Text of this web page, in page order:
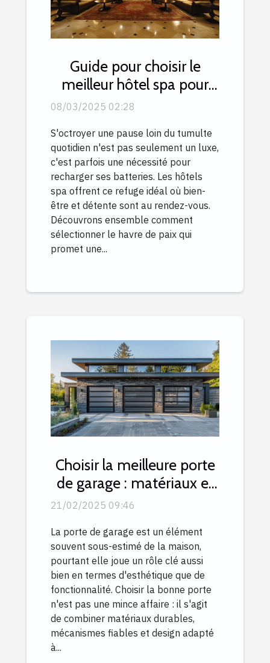
Guide pour choisir le
meilleur hôtel spa pour
une escapade relaxante
08/03/2025 02:28
S'octroyer une pause loin du tumulte
quotidien n'est pas seulement un luxe,
c'est parfois une nécessité pour
recharger ses batteries. Les hôtels
spa offrent ce refuge idéal où bien-
être et détente sont au rendez-vous.
Découvrons ensemble comment
sélectionner le havre de paix qui
promet une...
Choisir la meilleure porte
de garage : matériaux et
mécanismes expliqués
21/02/2025 09:46
La porte de garage est un élément
souvent sous-estimé de la maison,
pourtant elle joue un rôle clé aussi
bien en termes d'esthétique que de
fonctionnalité. Choisir la bonne porte
n'est pas une mince affaire : il s'agit
de combiner matériaux durables,
mécanismes fiables et design adapté
à...